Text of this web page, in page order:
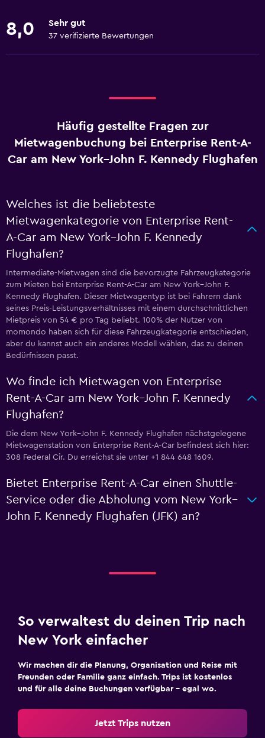
8,0 Sehr gut
37 verifizierte Bewertungen
Häufig gestellte Fragen zur
Mietwagenbuchung bei Enterprise Rent-A-
Car am New York–John F. Kennedy Flughafen
Welches ist die beliebteste
Mietwagenkategorie von Enterprise Rent-
A-Car am New York–John F. Kennedy
Flughafen?
Intermediate-Mietwagen sind die bevorzugte Fahrzeugkategorie
zum Mieten bei Enterprise Rent-A-Car am New York–John F.
Kennedy Flughafen. Dieser Mietwagentyp ist bei Fahrern dank
seines Preis-Leistungsverhältnisses mit einem durchschnittlichen
Mietpreis von 54 € pro Tag beliebt. 100% der Nutzer von
momondo haben sich für diese Fahrzeugkategorie entschieden,
aber du kannst auch ein anderes Modell wählen, das zu deinen
Bedürfnissen passt.
Wo finde ich Mietwagen von Enterprise
Rent-A-Car am New York–John F. Kennedy
Flughafen?
Die dem New York–John F. Kennedy Flughafen nächstgelegene
Mietwagenstation von Enterprise Rent-A-Car befindest sich hier:
308 Federal Cir. Du erreichst sie unter +1 844 648 1609.
Bietet Enterprise Rent-A-Car einen Shuttle-
Service oder die Abholung vom New York–
John F. Kennedy Flughafen (JFK) an?
So verwaltest du deinen Trip nach
New York einfacher
Wir machen dir die Planung, Organisation und Reise mit
Freunden oder Familie ganz einfach. Trips ist kostenlos
und für alle deine Buchungen verfügbar – egal wo.
Jetzt Trips nutzen